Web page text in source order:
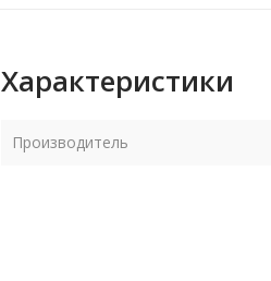
Характеристики
Производитель